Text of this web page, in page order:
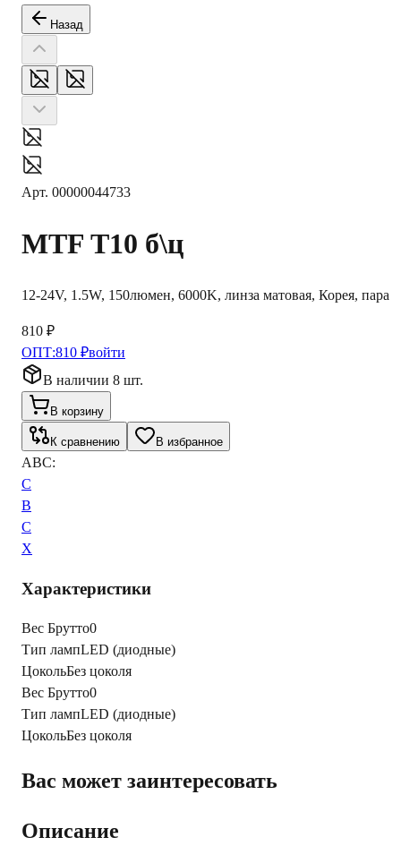
Назад
Арт. 00000044733
MTF T10 б\ц
12-24V, 1.5W, 150люмен, 6000K, линза матовая, Корея, пара
810 ₽
ОПТ:810 ₽войти
В наличии 8 шт.
В корзину
К сравнению В избранное
ABC:
C
B
C
X
Характеристики
Вес Брутто0
Тип лампLED (диодные)
ЦокольБез цоколя
Вес Брутто0
Тип лампLED (диодные)
ЦокольБез цоколя
Вас может заинтересовать
Описание